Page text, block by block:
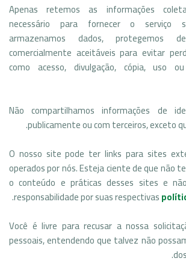
Apenas retemos as informações
necessário para fornecer o serviço
armazenamos dados, protegemos
comercialmente aceitáveis ​​para evitar
como acesso, divulgação, cópia, uso
Não compartilhamos informações de
publicamente ou com terceiros, exceto
O nosso site pode ter links para sites
operados por nós. Esteja ciente de que não
o conteúdo e práticas desses sites e
responsabilidade por suas respectivas
.
Você é livre para recusar a nossa
pessoais, entendendo que talvez não